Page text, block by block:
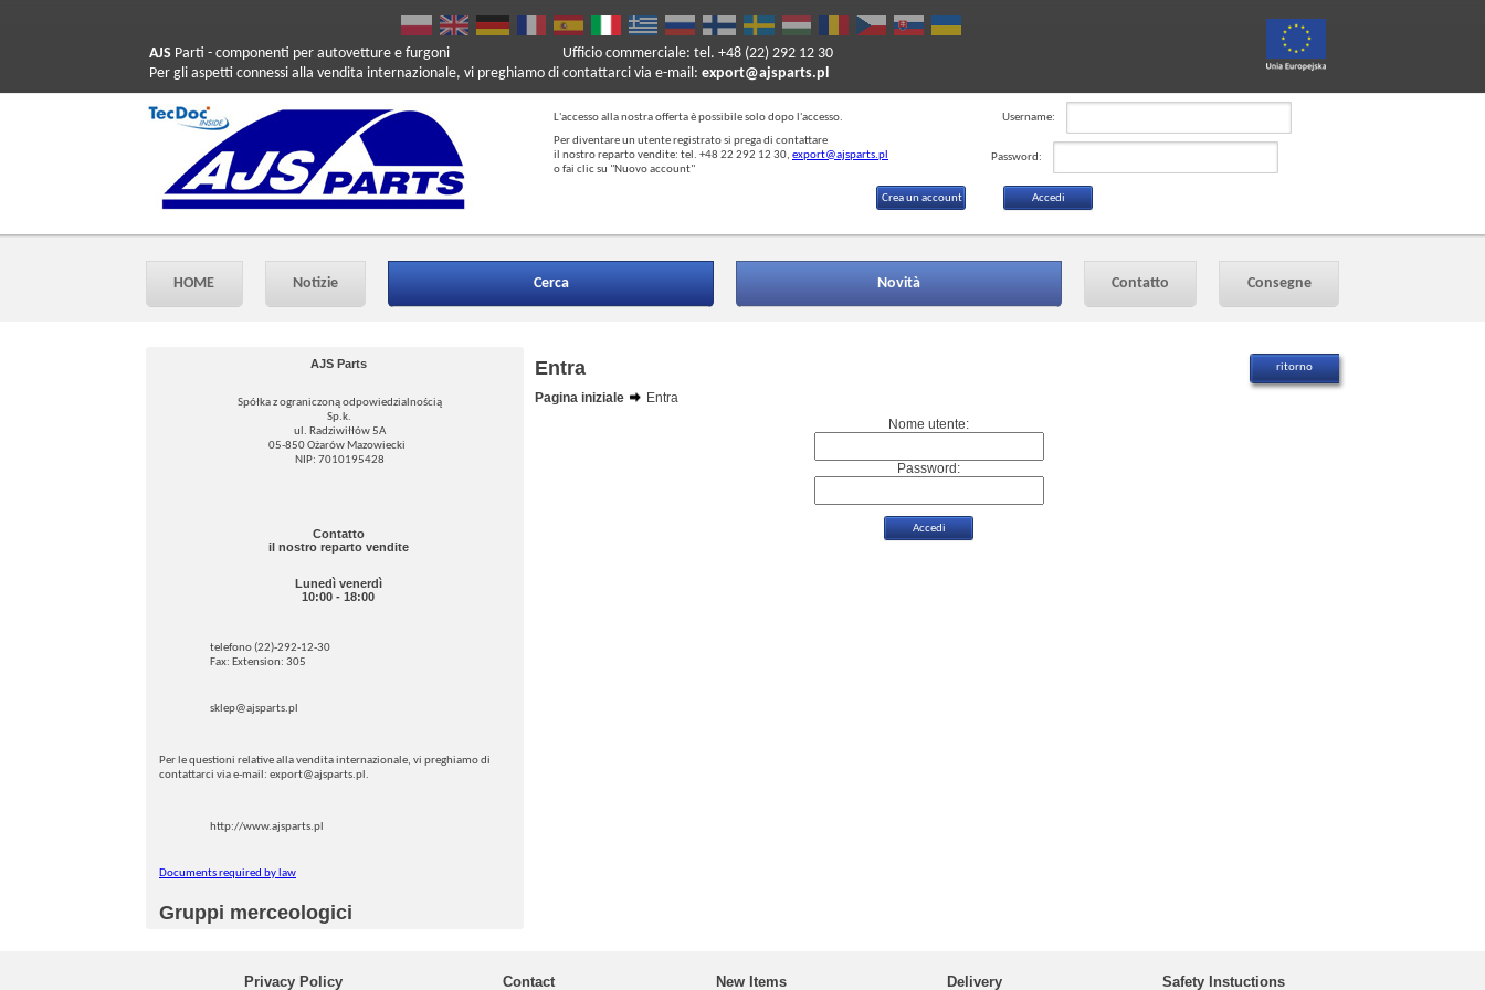
AJS Parti - componenti per autovetture e furgoni
Per gli aspetti connessi alla vendita internazionale, vi preghiamo di contattarci via e-mail: export@ajsparts.pl
Ufficio commerciale: tel. +48 (22) 292 12 30
L'accesso alla nostra offerta è possibile solo dopo l'accesso.
Per diventare un utente registrato si prega di contattare
il nostro reparto vendite: tel. +48 22 292 12 30, export@ajsparts.pl
o fai clic su "Nuovo account"
Username:
Password:
Crea un account
HOME Notizie Cerca Novità Contatto Consegne
AJS Parts
Spółka z ograniczoną odpowiedzialnością
Sp.k.
ul. Radziwiłłów 5A
05-850 Ożarów Mazowiecki
NIP: 7010195428
Contatto
il nostro reparto vendite
Lunedì venerdì
10:00 - 18:00
telefono (22)-292-12-30
Fax: Extension: 305
sklep@ajsparts.pl
Per le questioni relative alla vendita internazionale, vi preghiamo di
contattarci via e-mail: export@ajsparts.pl.
http://www.ajsparts.pl
Documents required by law
Gruppi merceologici
Entra
Pagina iniziale
Entra
Nome utente:
Password:
Privacy Policy Contact New Items Delivery Safety Instuctions